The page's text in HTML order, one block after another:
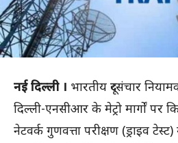
नई दिल्ली । भारतीय दूरसंचार
दिल्ली-एनसीआर के मेट्रो मार्गों पर
नेटवर्क गुणवत्ता परीक्षण (ड्राइव